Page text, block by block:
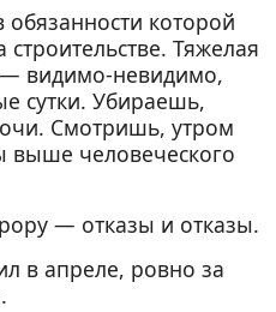
обязанности которой
Тяжелая
— видимо-невидимо,
сутки. Убираешь,
Смотришь, утром
выше человеческого
— отказы и отказы.
в апреле, ровно за